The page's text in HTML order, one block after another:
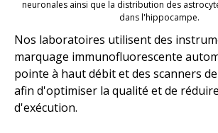
neuronales ainsi que la distribution des
dans l'hippocampe.
Nos laboratoires utilisent des
marquage immunofluorescente
pointe à haut débit et des scanners
afin d'optimiser la qualité et de
d'exécution.